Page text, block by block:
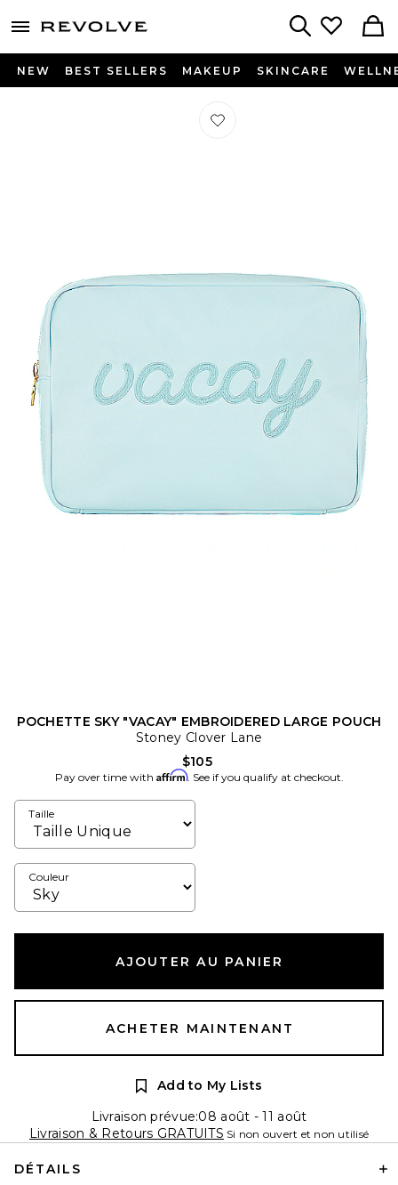
menu - shows more content
NEW BEST SELLERS MAKEUP SKINCARE
Préféré POCHETTE SKY
POCHETTE SKY "VACAY" EMBROIDERED LARGE POUCH
Stoney Clover Lane
$105
Pay over time with Affirm. See if you qualify at checkout.
Taille
Couleur
AJOUTER AU PANIER
ACHETER MAINTENANT
Add to My Lists
Livraison prévue:08 août - 11 août
Livraison & Retours GRATUITS Si non ouvert et non utilisé
DÉTAILS